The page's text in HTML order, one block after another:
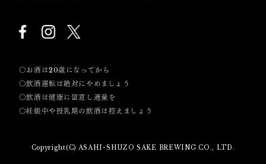
〇お酒は20歳になってから
〇飲酒運転は絶対にやめましょう
〇飲酒は健康に留意し適量を
〇妊娠中や授乳期の飲酒は控えましょう
Copyright(C) ASAHI-SHUZO SAKE BREWING CO., LTD.